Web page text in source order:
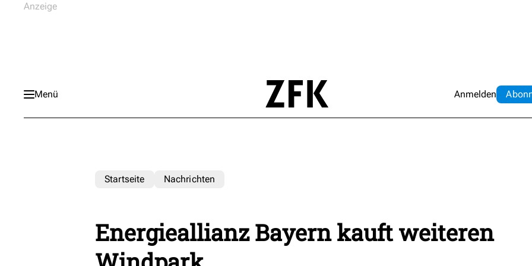
Menü Anmelden Abo
Startseite Nachrichten
Energieallianz Bayern kauft weiteren